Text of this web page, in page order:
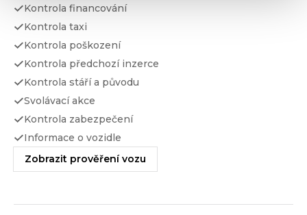
Kontrola financování
Kontrola taxi
Kontrola poškození
Kontrola předchozí inzerce
Kontrola stáří a původu
Svolávací akce
Kontrola zabezpečení
Informace o vozidle
Zobrazit prověření vozu